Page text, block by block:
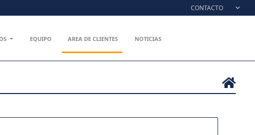
CONTACTO
EQUIPO AREA DE CLIENTES NOTICIAS